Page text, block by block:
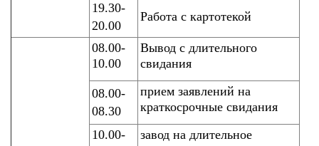
19.30-
20.00
Работа с картотекой
08.00-
10.00
Вывод с длительного
свидания
08.00-
08.30
прием заявлений на
краткосрочные свидания
10.00-
завод на длительное